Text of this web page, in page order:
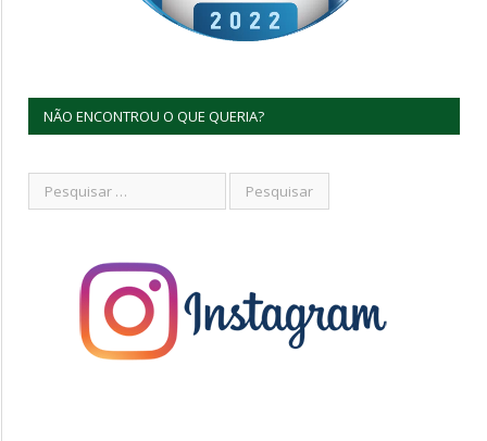
NÃO ENCONTROU O QUE QUERIA?